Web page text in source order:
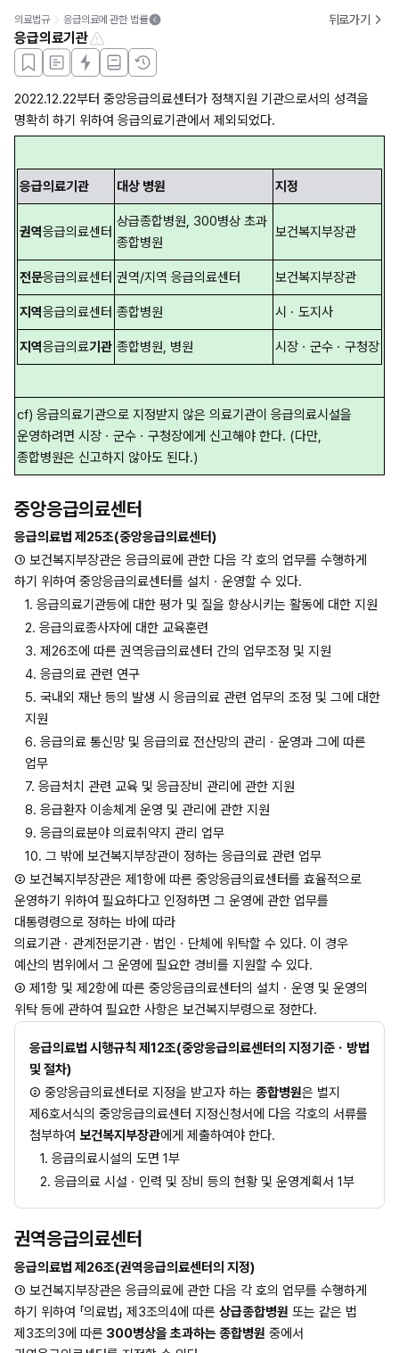
의료법규 응급의료에 관한 법률 뒤로가기
응급의료기관
2022.12.22부터 중앙응급의료센터가 정책지원 기관으로서의 성격을
명확히 하기 위하여 응급의료기관에서 제외되었다.
응급의료기관 대상 병원 지정
권역응급의료센터
상급종합병원, 300병상 초과
종합병원
보건복지부장관
전문응급의료센터 권역/지역 응급의료센터 보건복지부장관
지역응급의료센터 종합병원 시ㆍ도지사
지역응급의료기관 종합병원, 병원 시장ㆍ군수ㆍ구청장
cf) 응급의료기관으로 지정받지 않은 의료기관이 응급의료시설을
운영하려면 시장ㆍ군수ㆍ구청장에게 신고해야 한다. (다만,
종합병원은 신고하지 않아도 된다.)
중앙응급의료센터
응급의료법 제25조(중앙응급의료센터)
① 보건복지부장관은 응급의료에 관한 다음 각 호의 업무를 수행하게
하기 위하여 중앙응급의료센터를 설치ㆍ운영할 수 있다.
1. 응급의료기관등에 대한 평가 및 질을 향상시키는 활동에 대한 지원
2. 응급의료종사자에 대한 교육훈련
3. 제26조에 따른 권역응급의료센터 간의 업무조정 및 지원
4. 응급의료 관련 연구
5. 국내외 재난 등의 발생 시 응급의료 관련 업무의 조정 및 그에 대한
지원
6. 응급의료 통신망 및 응급의료 전산망의 관리ㆍ운영과 그에 따른
업무
7. 응급처치 관련 교육 및 응급장비 관리에 관한 지원
8. 응급환자 이송체계 운영 및 관리에 관한 지원
9. 응급의료분야 의료취약지 관리 업무
10. 그 밖에 보건복지부장관이 정하는 응급의료 관련 업무
② 보건복지부장관은 제1항에 따른 중앙응급의료센터를 효율적으로
운영하기 위하여 필요하다고 인정하면 그 운영에 관한 업무를
대통령령으로 정하는 바에 따라
의료기관ㆍ관계전문기관ㆍ법인ㆍ단체에 위탁할 수 있다. 이 경우
예산의 범위에서 그 운영에 필요한 경비를 지원할 수 있다.
③ 제1항 및 제2항에 따른 중앙응급의료센터의 설치ㆍ운영 및 운영의
위탁 등에 관하여 필요한 사항은 보건복지부령으로 정한다.
응급의료법 시행규칙 제12조(중앙응급의료센터의 지정기준ㆍ방법
및 절차)
② 중앙응급의료센터로 지정을 받고자 하는 종합병원은 별지
제6호서식의 중앙응급의료센터 지정신청서에 다음 각호의 서류를
첨부하여 보건복지부장관에게 제출하여야 한다.
1. 응급의료시설의 도면 1부
2. 응급의료 시설ㆍ인력 및 장비 등의 현황 및 운영계획서 1부
권역응급의료센터
응급의료법 제26조(권역응급의료센터의 지정)
① 보건복지부장관은 응급의료에 관한 다음 각 호의 업무를 수행하게
하기 위하여 「의료법」 제3조의4에 따른 상급종합병원 또는 같은 법
제3조의3에 따른 300병상을 초과하는 종합병원 중에서